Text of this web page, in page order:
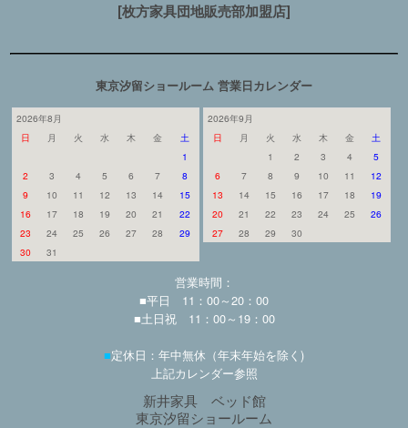
[枚方家具団地販売部加盟店]
東京汐留ショールーム 営業日カレンダー
2026年8月
日
月 火 水 木 金
土
1
2
3 4 5 6 7
8
9
10 11 12 13 14
15
16
17 18 19 20 21
22
23
24 25 26 27 28
29
30
31
2026年9月
日
月 火 水 木 金
土
1
2 3 4
5
6
7 8 9 10 11
12
13
14 15 16 17 18
19
20
21 22 23 24 25
26
27
28 29 30
営業時間：
■平日 11：00～20：00
■土日祝 11：00～19：00
■定休日：年中無休（年末年始を除く)
上記カレンダー参照
新井家具 ベッド館
東京汐留ショールーム